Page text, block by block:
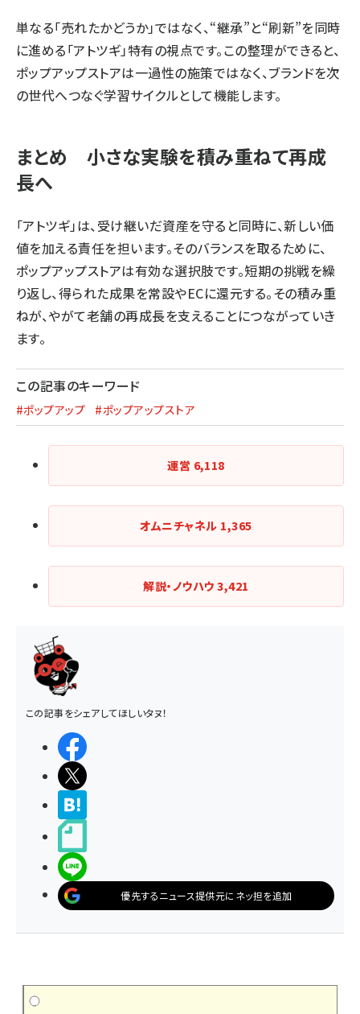
単なる「売れたかどうか」ではなく、“継承”と“刷新”を同時
に進める「アトツギ」特有の視点です。この整理ができると、
ポップアップストアは一過性の施策ではなく、ブランドを次
の世代へつなぐ学習サイクルとして機能します。
まとめ 小さな実験を積み重ねて再成
長へ
「アトツギ」は、受け継いだ資産を守ると同時に、新しい価
値を加える責任を担います。そのバランスを取るために、
ポップアップストアは有効な選択肢です。短期の挑戦を繰
り返し、得られた成果を常設やECに還元する。その積み重
ねが、やがて老舗の再成長を支えることにつながっていき
ます。
この記事のキーワード
#ポップアップ #ポップアップストア
運営 6,118
オムニチャネル 1,365
解説・ノウハウ3,421
この記事をシェアしてほしいタヌ！
優先するニュース提供元にネッ担を追加